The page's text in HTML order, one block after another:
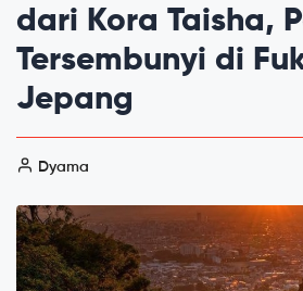
dari Kora Taisha,
Tersembunyi di
Jepang
Dyama